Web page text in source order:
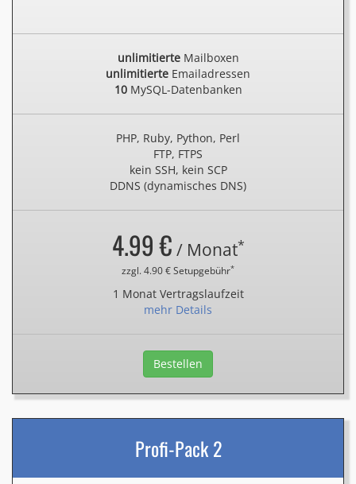
unlimitierteMailboxen
unlimitierte Emailadressen
10MySQL-Datenbanken
PHP, Ruby, Python, Perl
FTP, FTPS
kein SSH, kein SCP
DDNS (dynamisches DNS)
4.99 € / Monat*
zzgl. 4.90 € Setupgebühr*
1 Monat Vertragslaufzeit
mehr Details
Bestellen
Profi-Pack 2